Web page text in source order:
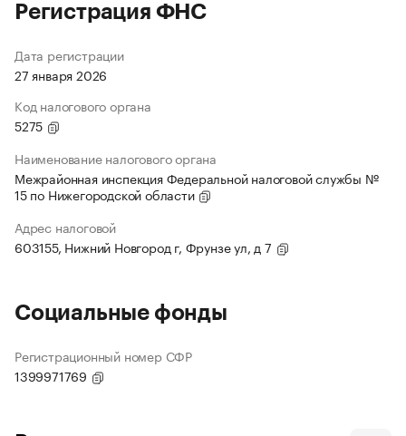
Регистрация ФНС
Дата регистрации
27 января 2026
Код налогового органа
5275
Наименование налогового органа
Межрайонная инспекция Федеральной налоговой службы №
15 по Нижегородской области
Адрес налоговой
603155, Нижний Новгород г, Фрунзе ул, д 7
Социальные фонды
Регистрационный номер СФР
1399971769